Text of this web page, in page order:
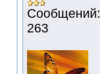
Сообщений:
263